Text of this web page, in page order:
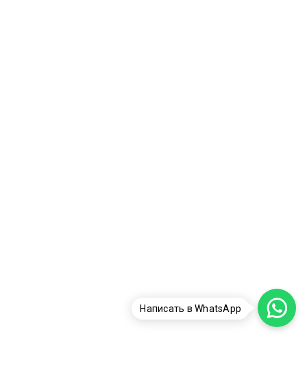
Написать в WhatsApp